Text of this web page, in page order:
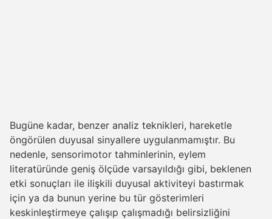
Bugüne kadar, benzer analiz teknikleri, hareketle
öngörülen duyusal sinyallere uygulanmamıştır. Bu
nedenle, sensorimotor tahminlerinin, eylem
literatüründe geniş ölçüde varsayıldığı gibi, beklenen
etki sonuçları ile ilişkili duyusal aktiviteyi bastırmak
için ya da bunun yerine bu tür gösterimleri
keskinleştirmeye çalışıp çalışmadığı belirsizliğini